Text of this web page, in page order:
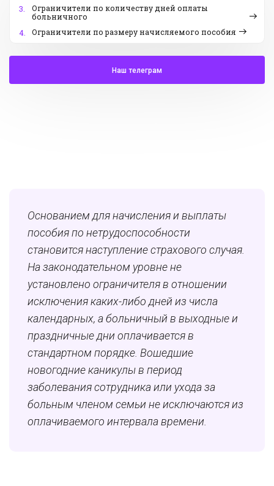
3.
Ограничители по количеству дней оплаты
больничного
4.
Ограничители по размеру начисляемого пособия
Наш телеграм
Основанием для начисления и выплаты
пособия по нетрудоспособности
становится наступление страхового случая.
На законодательном уровне не
установлено ограничителя в отношении
исключения каких-либо дней из числа
календарных, а больничный в выходные и
праздничные дни оплачивается в
стандартном порядке. Вошедшие
новогодние каникулы в период
заболевания сотрудника или ухода за
больным членом семьи не исключаются из
оплачиваемого интервала времени.